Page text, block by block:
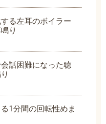
る左耳のボイラー
り
話困難になった聴
1分間の回転性めま